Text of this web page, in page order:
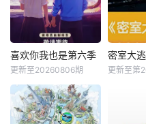
喜欢你我也是第六季
更新至20260806期
密室大
更新至第